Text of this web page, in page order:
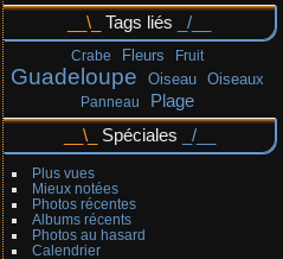
Tags liés
Crabe Fleurs Fruit
Guadeloupe Oiseau Oiseaux
Panneau
Plage
Spéciales
Plus vues
Mieux notées
Photos récentes
Albums récents
Photos au hasard
Calendrier